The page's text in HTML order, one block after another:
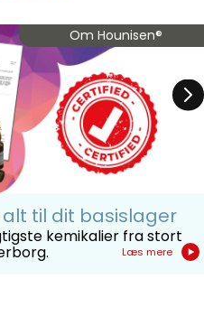
Om Hounisen®
alt til dit basislager
kemikalier fra stort
Læs mere